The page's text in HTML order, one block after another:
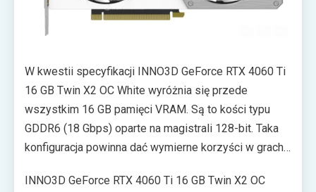
W kwestii specyfikacji INNO3D GeForce RTX 4060 Ti
16 GB Twin X2 OC White wyróżnia się przede
wszystkim 16 GB pamięci VRAM. Są to kości typu
GDDR6 (18 Gbps) oparte na magistrali 128-bit. Taka
konfiguracja powinna dać wymierne korzyści w grach
Tam, gdzie model z 8 GB VRAM mógłby zacząć
INNO3D GeForce RTX 4060 Ti 16 GB Twin X2 OC